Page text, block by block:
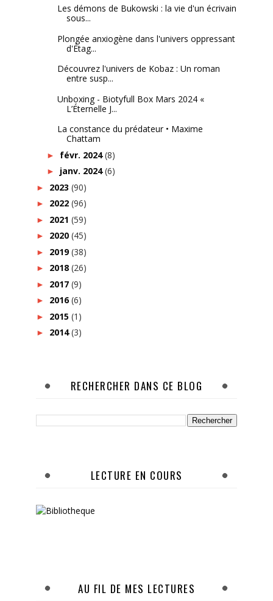
Les démons de Bukowski : la vie d'un écrivain
sous...
Plongée anxiogène dans l'univers oppressant
d'Étag...
Découvrez l'univers de Kobaz : Un roman
entre susp...
Unboxing - Biotyfull Box Mars 2024 «
L’Éternelle J...
La constance du prédateur • Maxime
Chattam
► févr. 2024(8)
► janv. 2024(6)
► 2023 (90)
► 2022 (96)
► 2021 (59)
► 2020 (45)
► 2019(38)
► 2018 (26)
► 2017 (9)
► 2016(6)
► 2015 (1)
► 2014(3)
RECHERCHER DANS CE BLOG
LECTURE EN COURS
AU FIL DE MES LECTURES